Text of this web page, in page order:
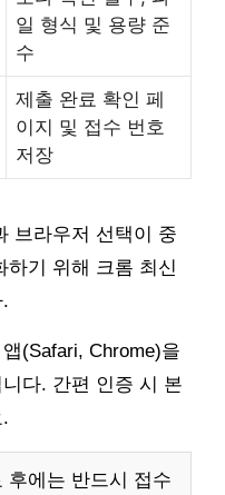
일 형식 및 용량 준
수
제출 완료 확인 페
이지 및 접수 번호
저장
브라우저 선택이 중
하기 위해 크롬 최신
(Safari, Chrome)을
다. 간편 인증 시 본
후에는 반드시 접수